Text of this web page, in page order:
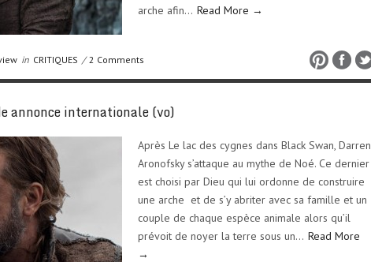
arche afin… Read More →
in CRITIQUES /2 Comments
annonce internationale (vo)
Après Le lac des cygnes dans Black Swan, Darren
Aronofsky s’attaque au mythe de Noé. Ce dernier
est choisi par Dieu qui lui ordonne de construire
une arche et de s’y abriter avec sa famille et un
couple de chaque espèce animale alors qu’il
prévoit de noyer la terre sous un… Read More
→